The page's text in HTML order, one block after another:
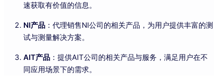
速获取有价值的信息。
NI产品 ：代理销售NI公司的相关产品，为用户提供丰富的测
试与测量解决方案。
AIT产品 ：提供AIT公司的相关产品与服务，满足用户在不
同应用场景下的需求。